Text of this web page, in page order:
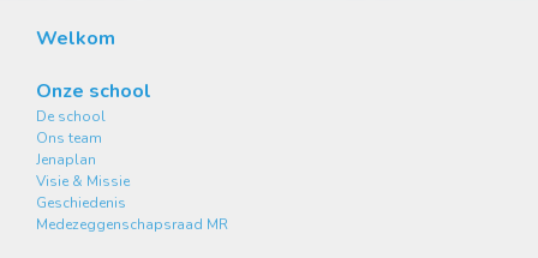
Welkom
Onze school
De school
Ons team
Jenaplan
Visie & Missie
Geschiedenis
Medezeggenschapsraad MR